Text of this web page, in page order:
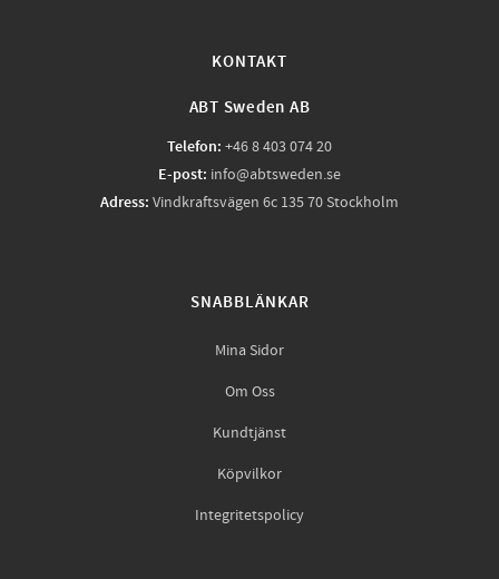
KONTAKT
ABT Sweden AB
Telefon: +46 8 403 074 20
E-post: info@abtsweden.se
Adress: Vindkraftsvägen 6c 135 70 Stockholm
SNABBLÄNKAR
Mina Sidor
Om Oss
Kundtjänst
Köpvilkor
Integritetspolicy